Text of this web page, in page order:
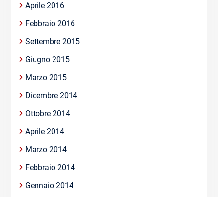
Aprile 2016
Febbraio 2016
Settembre 2015
Giugno 2015
Marzo 2015
Dicembre 2014
Ottobre 2014
Aprile 2014
Marzo 2014
Febbraio 2014
Gennaio 2014